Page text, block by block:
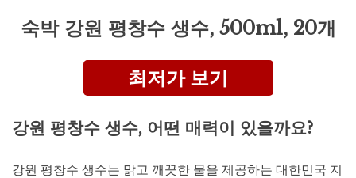
숙박 강원 평창수 생수, 500ml, 20개
최저가 보기
강원 평창수 생수, 어떤 매력이 있을까요?
강원 평창수 생수는 맑고 깨끗한 물을 제공하는 대한민국 지